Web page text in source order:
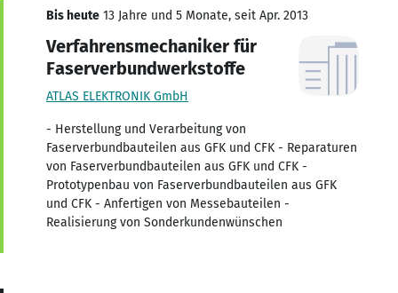
Bis heute 13 Jahre und 5 Monate, seit Apr. 2013
Verfahrensmechaniker für
Faserverbundwerkstoffe
ATLAS ELEKTRONIK GmbH
- Herstellung und Verarbeitung von
Faserverbundbauteilen aus GFK und CFK - Reparaturen
von Faserverbundbauteilen aus GFK und CFK -
Prototypenbau von Faserverbundbauteilen aus GFK
und CFK - Anfertigen von Messebauteilen -
Realisierung von Sonderkundenwünschen